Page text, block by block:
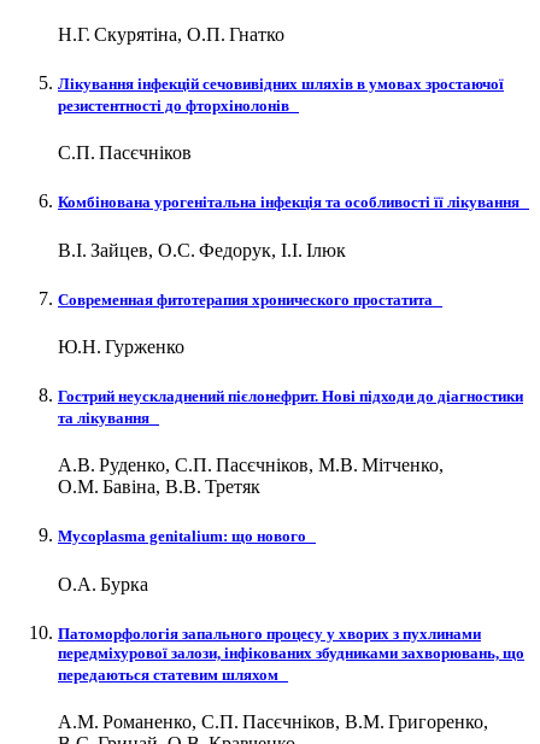
Н.Г. Скурятіна, О.П. Гнатко
Лікування інфекцій сечовивідних шляхів в умовах зростаючої
резистентності до фторхінолонів
С.П. Пасєчніков
Комбінована урогенітальна інфекція та особливості її лікування
В.І. Зайцев, О.С. Федорук, І.І. Ілюк
Современная фитотерапия хронического простатита
Ю.Н. Гурженко
Гострий неускладнений пієлонефрит. Нові підходи до діагностики
та лікування
А.В. Руденко, С.П. Пасєчніков, М.В. Мітченко,
О.М. Бавіна, В.В. Третяк
Mycoplasma genitalium: що нового
О.А. Бурка
Патоморфологія запального процесу у хворих з пухлинами
передміхурової залози, інфікованих збудниками захворювань, що
передаються статевим шляхом
А.М. Романенко, С.П. Пасєчніков, В.М. Григоренко,